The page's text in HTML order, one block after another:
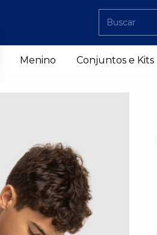
Menino Conjuntos e Kits